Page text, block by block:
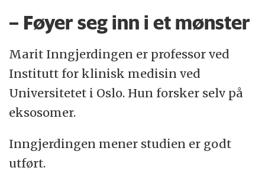
– Føyer seg inn i et mønster
Marit Inngjerdingen er professor ved
Institutt for klinisk medisin ved
Universitetet i Oslo. Hun forsker selv på
eksosomer.
Inngjerdingen mener studien er godt
utført.